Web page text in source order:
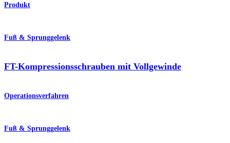
Produkt
Fuß & Sprunggelenk
FT-Kompressionsschrauben mit Vollgewinde
Operationsverfahren
Fuß & Sprunggelenk